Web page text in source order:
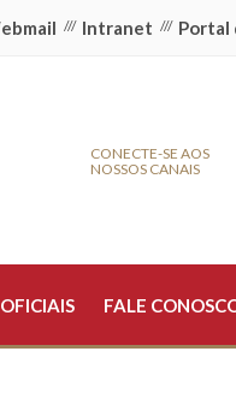
/// Intranet /// Portal
CONECTE-SE AOS
NOSSOS CANAIS
FALE